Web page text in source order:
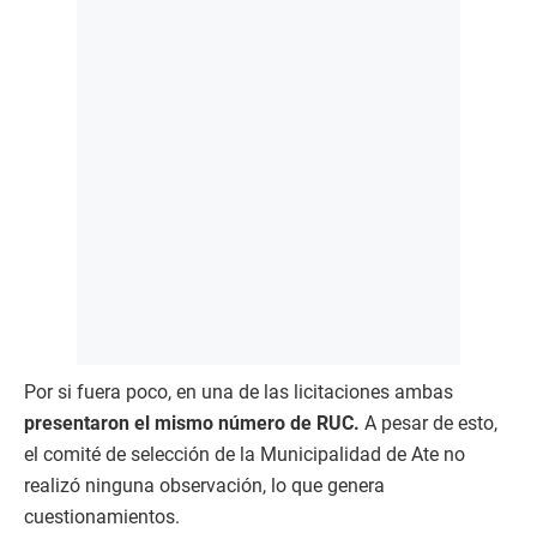
Por si fuera poco, en una de las licitaciones ambas
presentaron el mismo número de RUC. A pesar de esto,
el comité de selección de la Municipalidad de Ate no
realizó ninguna observación, lo que genera
cuestionamientos.